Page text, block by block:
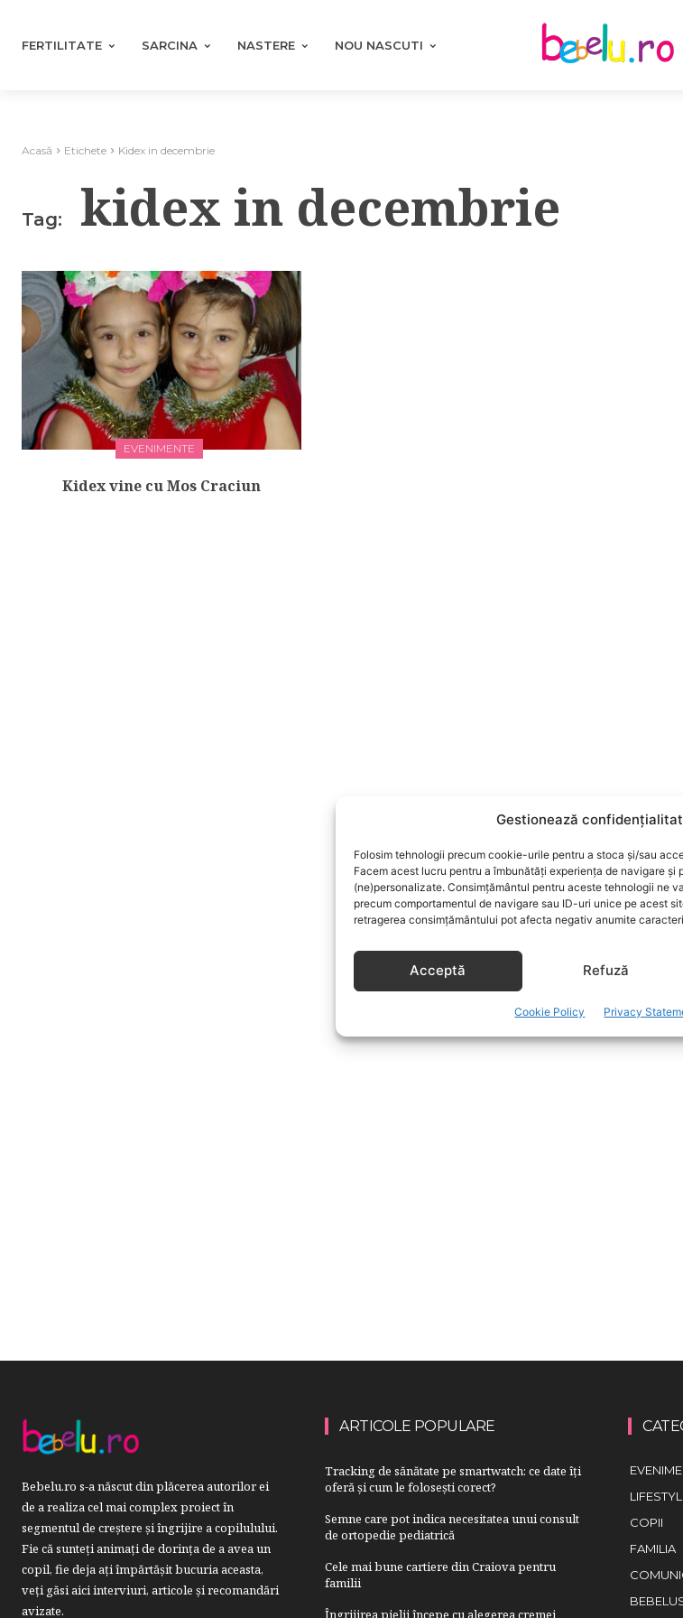
Gestionează
Folosim tehnologii precum cookie-urile pentru a stoca și/sau
Facem acest lucru pentru a îmbunătăți experiența de navigare și
(ne)personalizate. Consimțământul pentru aceste tehnologii ne
precum comportamentul de navigare sau ID-uri unice pe acest
retragerea consimțământului pot afecta negativ anumite
Acceptă Refuză
Cookie Policy Privacy
FERTILITATE SARCINA NASTERE NOU NASCUTI
Acasă Etichete Kidex in decembrie
Tag: kidex in decembrie
EVENIMENTE
Kidex vine cu Mos Craciun
Bebelu.ro s-a născut din plăcerea autorilor ei
de a realiza cel mai complex proiect în
segmentul de creştere şi îngrijire a copilulului.
Fie că sunteţi animaţi de dorinţa de a avea un
copil, fie deja aţi împărtăşit bucuria aceasta,
veți găsi aici interviuri, articole şi recomandări
avizate.
ARTICOLE POPULARE
Tracking de sănătate pe smartwatch: ce date îți
oferă și cum le folosești corect?
Semne care pot indica necesitatea unui consult
de ortopedie pediatrică
Cele mai bune cartiere din Craiova pentru
familii
Îngrijirea pielii începe cu alegerea cremei
COPII
FAMILIA